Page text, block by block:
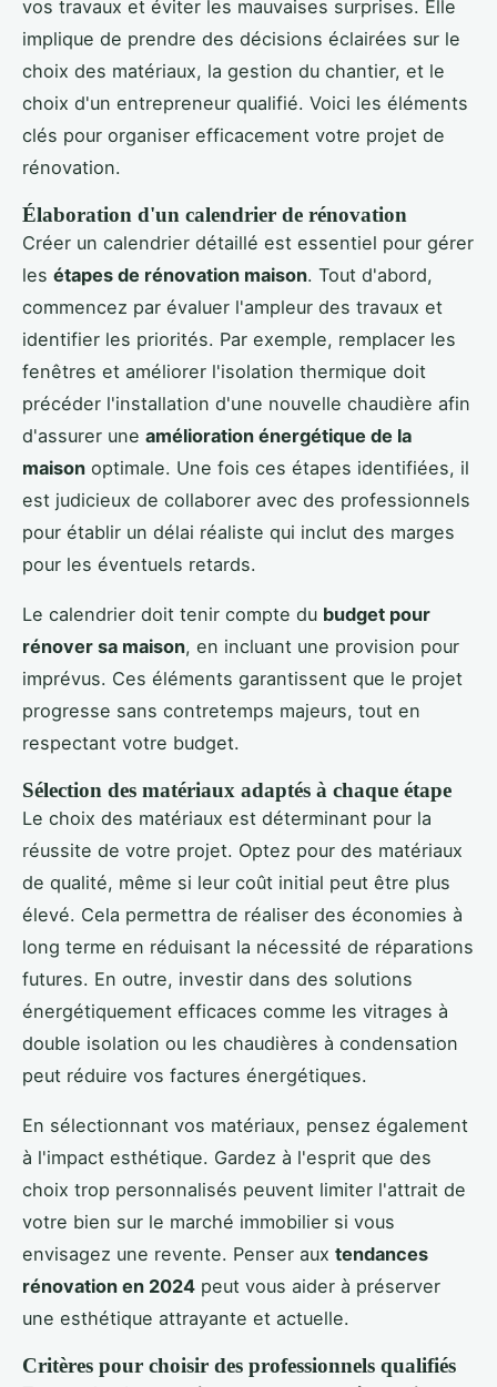
vos travaux et éviter les mauvaises surprises. Elle
implique de prendre des décisions éclairées sur le
choix des matériaux, la gestion du chantier, et le
choix d'un entrepreneur qualifié. Voici les éléments
clés pour organiser efficacement votre projet de
rénovation.
Élaboration d'un calendrier de rénovation
Créer un calendrier détaillé est essentiel pour gérer
les étapes de rénovation maison. Tout d'abord,
commencez par évaluer l'ampleur des travaux et
identifier les priorités. Par exemple, remplacer les
fenêtres et améliorer l'isolation thermique doit
précéder l'installation d'une nouvelle chaudière afin
d'assurer une amélioration énergétique de la
maison optimale. Une fois ces étapes identifiées, il
est judicieux de collaborer avec des professionnels
pour établir un délai réaliste qui inclut des marges
pour les éventuels retards.
Le calendrier doit tenir compte du budget pour
rénover sa maison, en incluant une provision pour
imprévus. Ces éléments garantissent que le projet
progresse sans contretemps majeurs, tout en
respectant votre budget.
Sélection des matériaux adaptés à chaque étape
Le choix des matériaux est déterminant pour la
réussite de votre projet. Optez pour des matériaux
de qualité, même si leur coût initial peut être plus
élevé. Cela permettra de réaliser des économies à
long terme en réduisant la nécessité de réparations
futures. En outre, investir dans des solutions
énergétiquement efficaces comme les vitrages à
double isolation ou les chaudières à condensation
peut réduire vos factures énergétiques.
En sélectionnant vos matériaux, pensez également
à l'impact esthétique. Gardez à l'esprit que des
choix trop personnalisés peuvent limiter l'attrait de
votre bien sur le marché immobilier si vous
envisagez une revente. Penser aux tendances
rénovation en 2024 peut vous aider à préserver
une esthétique attrayante et actuelle.
Critères pour choisir des professionnels qualifiés